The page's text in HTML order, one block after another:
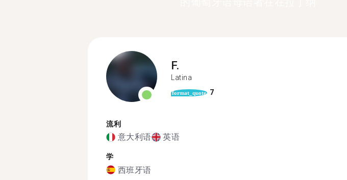
F.
Latina
format_quote 7
流利
意大利语 英语
学
西班牙语